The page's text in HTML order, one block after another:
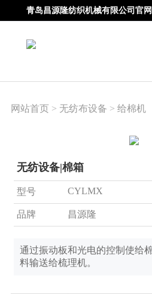
青岛昌源隆纺织机械有限公司官网
网站首页> 无纺布设备 > 给棉机
无纺设备|棉箱
型号 CYLMX
品牌 昌源隆
通过振动板和光电的控制使给
料输送给梳理机。